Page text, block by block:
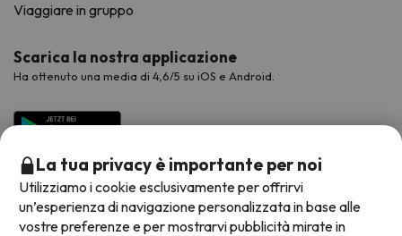
Viaggiare in gruppo
Scarica la nostra applicazione
Ha ottenuto una media di 4,6/5 su iOS e Android.
La tua privacy è importante per noi
Utilizziamo i cookie esclusivamente per offrirvi
un’esperienza di navigazione personalizzata in base alle
vostre preferenze e per mostrarvi pubblicità mirate in